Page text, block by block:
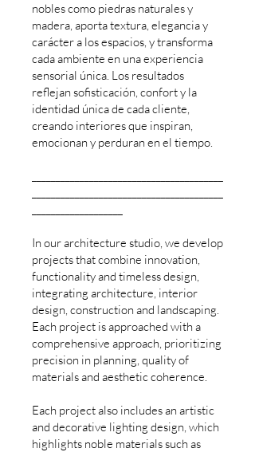
nobles como piedras naturales y
madera, aporta textura, elegancia y
carácter a los espacios, y transforma
cada ambiente en una experiencia
sensorial única. Los resultados
reflejan sofisticación, confort y la
identidad única de cada cliente,
creando interiores que inspiran,
emocionan y perduran en el tiempo.
In our architecture studio, we develop
projects that combine innovation,
functionality and timeless design,
integrating architecture, interior
design, construction and landscaping.
Each project is approached with a
comprehensive approach, prioritizing
precision in planning, quality of
materials and aesthetic coherence.
Each project also includes an artistic
and decorative lighting design, which
highlights noble materials such as